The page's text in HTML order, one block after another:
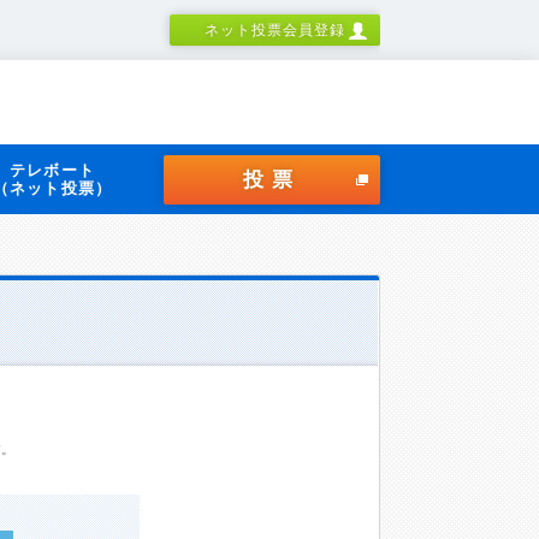
ネット投票会員登録
テレボート
（ネット投票）
投票